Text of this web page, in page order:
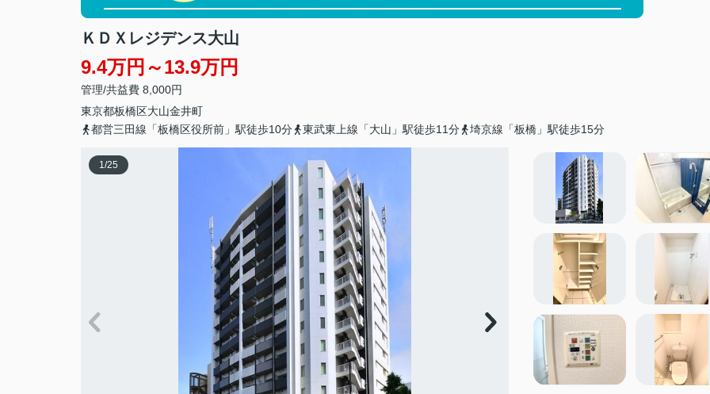
ＫＤＸレジデンス大山
9.4万円～13.9万円
管理/共益費 8,000円
東京都板橋区大山金井町
都営三田線「板橋区役所前」駅徒歩10分
東武東上線「大山」駅徒歩11分 埼京線「板橋」駅徒歩15分
1/25